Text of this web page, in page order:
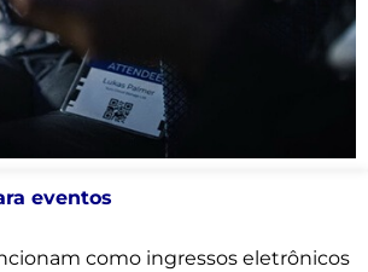
eventos
como ingressos eletrônicos